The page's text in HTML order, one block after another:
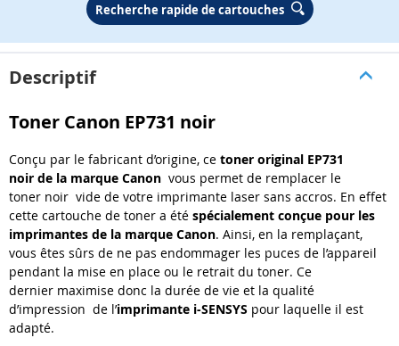
Recherche rapide de cartouches
Descriptif
Toner Canon EP731 noir
Conçu par le fabricant d’origine, ce toner original EP731
noir de la marque Canon vous permet de remplacer le
toner noir vide de votre imprimante laser sans accros. En effet
cette cartouche de toner a été spécialement conçue pour les
imprimantes de la marque Canon. Ainsi, en la remplaçant,
vous êtes sûrs de ne pas endommager les puces de l’appareil
pendant la mise en place ou le retrait du toner. Ce
dernier maximise donc la durée de vie et la qualité
d’impression de l’imprimante i-SENSYS pour laquelle il est
adapté.